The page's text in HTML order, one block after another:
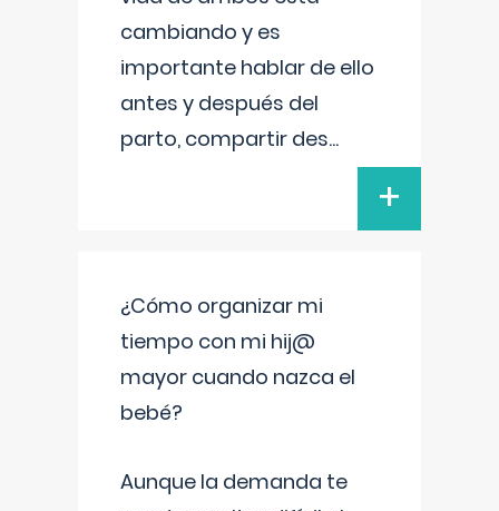
cambiando y es
importante hablar de ello
antes y después del
parto, compartir des...
+
¿Cómo organizar mi
tiempo con mi hij@
mayor cuando nazca el
bebé?
Aunque la demanda te